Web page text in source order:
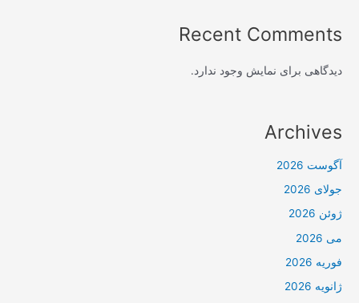
Recent Comments
دیدگاهی برای نمایش وجود ندارد.
Archives
آگوست 2026
جولای 2026
ژوئن 2026
می 2026
فوریه 2026
ژانویه 2026